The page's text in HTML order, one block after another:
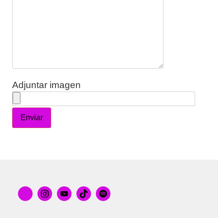
Adjuntar imagen